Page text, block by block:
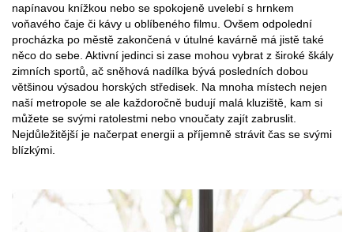
napínavou knížkou nebo se spokojeně uvelebí s hrnkem
voňavého čaje či kávy u oblíbeného filmu. Ovšem odpolední
procházka po městě zakončená v útulné kavárně má jistě také
něco do sebe. Aktivní jedinci si zase mohou vybrat z široké škály
zimních sportů, ač sněhová nadílka bývá posledních dobou
většinou výsadou horských středisek. Na mnoha místech nejen
naší metropole se ale každoročně budují malá kluziště, kam si
můžete se svými ratolestmi nebo vnoučaty zajít zabruslit.
Nejdůležitější je načerpat energii a příjemně strávit čas se svými
blízkými.